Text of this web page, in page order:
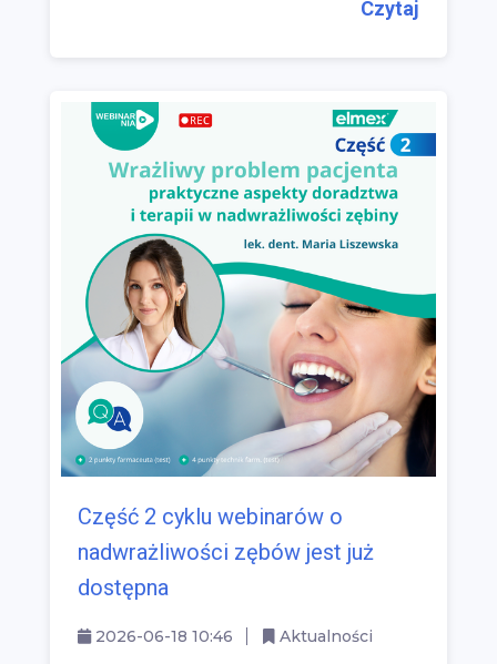
Czytaj
Część 2 cyklu webinarów o
nadwrażliwości zębów jest już
dostępna
2026-06-18 10:46 Aktualności